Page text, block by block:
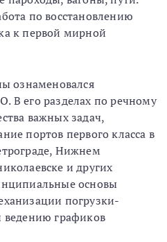
по восстановлению
к первой мирной
ознаменовался
В его разделах по речному
важных задач,
портов первого класса в
Нижнем
и других
основы
погрузки-
ведению графиков